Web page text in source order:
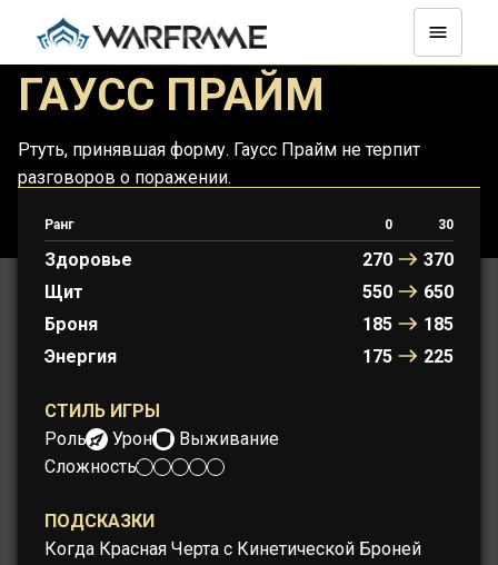
ГАУСС ПРАЙМ
Ртуть, принявшая форму. Гаусс Прайм не терпит
разговоров о поражении.
Ранг 0 30
Здоровье 270
370
Щит
550
650
Броня
185
185
Энергия
175 225
СТИЛЬ ИГРЫ
Роль:
Урон
Выживание
Сложность:
ПОДСКАЗКИ
Когда Красная Черта с Кинетической Броней